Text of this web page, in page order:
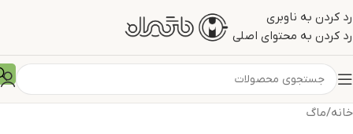
رد کردن به ناوبری
رد کردن به محتوای اصلی
خانه/ماگ